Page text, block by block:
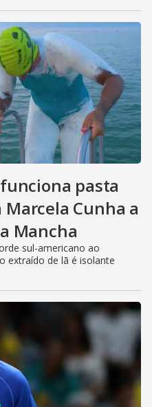
pasta
Cunha a
Mancha
sul-americano ao
extraído de lã é isolante